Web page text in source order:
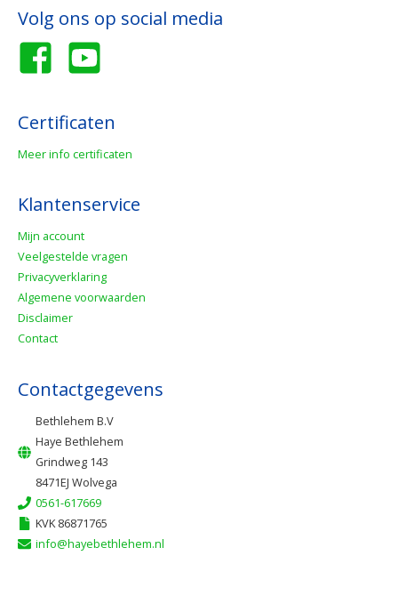
Volg ons op social media
Certificaten
Meer info certificaten
Klantenservice
Mijn account
Veelgestelde vragen
Privacyverklaring
Algemene voorwaarden
Disclaimer
Contact
Contactgegevens
Bethlehem B.V
Haye Bethlehem
Grindweg 143
8471EJ Wolvega
0561-617669
KVK 86871765
info@hayebethlehem.nl